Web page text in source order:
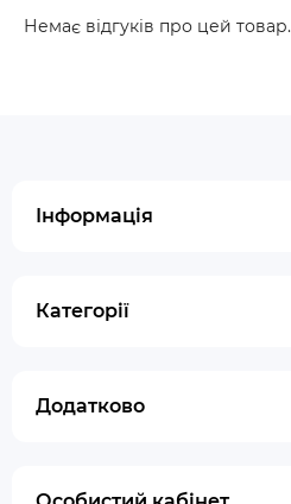
Немає відгуків про цей товар.
Інформація
Категорії
Додатково